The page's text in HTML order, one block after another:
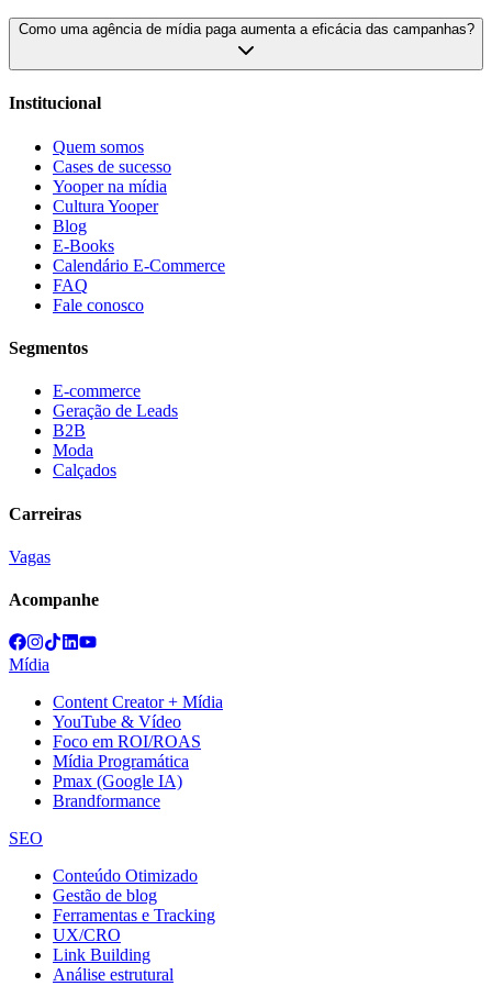
Como uma agência de mídia paga aumenta a eficácia das campanhas?
Institucional
Quem somos
Cases de sucesso
Yooper na mídia
Cultura Yooper
Blog
E-Books
Calendário E-Commerce
FAQ
Fale conosco
Segmentos
E-commerce
Geração de Leads
B2B
Moda
Calçados
Carreiras
Vagas
Acompanhe
Mídia
Content Creator + Mídia
YouTube & Vídeo
Foco em ROI/ROAS
Mídia Programática
Pmax (Google IA)
Brandformance
SEO
Conteúdo Otimizado
Gestão de blog
Ferramentas e Tracking
UX/CRO
Link Building
Análise estrutural